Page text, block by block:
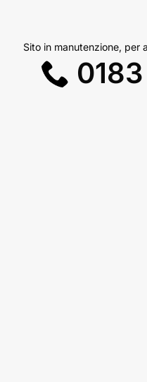
Sito in manutenzione, per